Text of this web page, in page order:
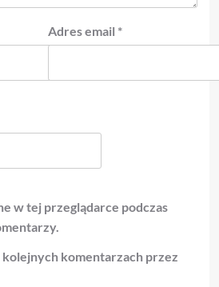
Adres email *
w tej przeglądarce podczas
kolejnych komentarzach przez